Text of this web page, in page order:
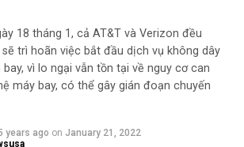
18 tháng 1, cả AT&T và Verizon đều
trì hoãn việc bắt đầu dịch vụ không dây
vì lo ngại vẫn tồn tại về nguy cơ can
máy bay, có thể gây gián đoạn chuyến
years ago on January 21, 2022